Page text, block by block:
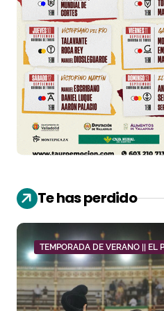
Te has perdido
TEMPORADA DE VERANO || EL